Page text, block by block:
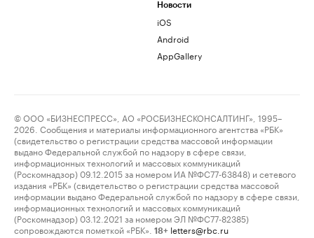
Новости
iOS
Android
AppGallery
© ООО «БИЗНЕСПРЕСС», АО «РОСБИЗНЕСКОНСАЛТИНГ», 1995–
2026. Сообщения и материалы информационного агентства «РБК»
(свидетельство о регистрации средства массовой информации
выдано Федеральной службой по надзору в сфере связи,
информационных технологий и массовых коммуникаций
(Роскомнадзор) 09.12.2015 за номером ИА №ФС77-63848) и сетевого
издания «РБК» (свидетельство о регистрации средства массовой
информации выдано Федеральной службой по надзору в сфере связи,
информационных технологий и массовых коммуникаций
(Роскомнадзор) 03.12.2021 за номером ЭЛ №ФС77-82385)
сопровождаются пометкой «РБК».
18+ letters@rbc.ru